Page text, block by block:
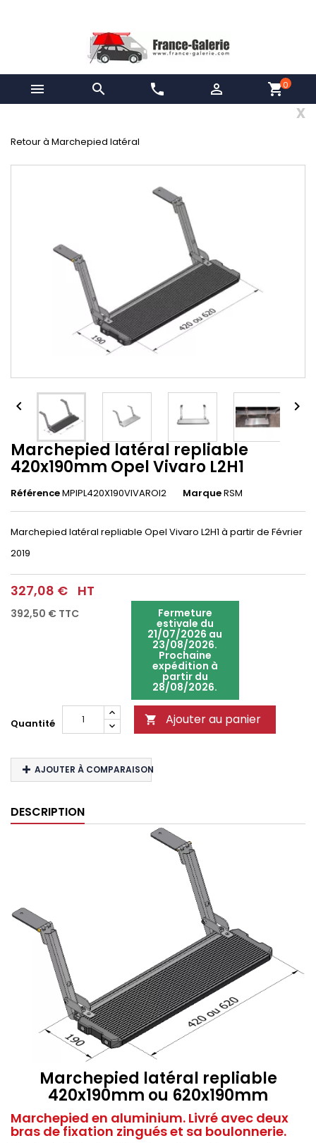
  phone  shopping_cart0
x
Retour à Marchepied latéral
 
Marchepied latéral repliable
420x190mm Opel Vivaro L2H1
RéférenceMPIPL420X190VIVAROl2 MarqueRSM
Marchepied latéral repliable Opel Vivaro L2H1 à partir de Février
2019
327,08 € HT
392,50 € TTC Fermeture
estivale du
21/07/2026 au
23/08/2026.
Prochaine
expédition à
partir du
28/08/2026.
Quantité  Ajouter au panier
AJOUTER À COMPARAISON
DESCRIPTION
Marchepied latéral repliable
420x190mm ou 620x190mm
Marchepied en aluminium. Livré avec deux
bras de fixation zingués et sa boulonnerie.